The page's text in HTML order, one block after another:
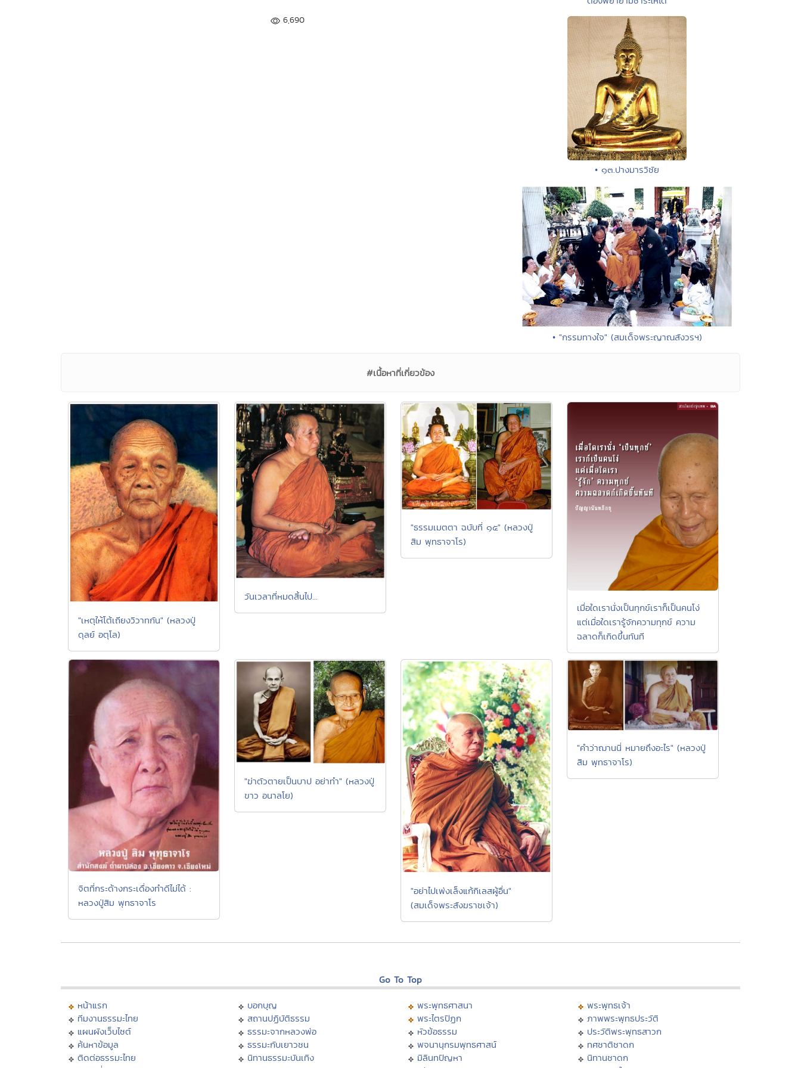
6,690
• ๑๓.ปางมารวิชัย
• "กรรมทางใจ" (สมเด็จพระญาณสังวรฯ)
#เนื้อหาที่เกี่ยวข้อง
"เหตุให้โต้เถียงวิวาทกัน" (หลวงปู่
ดุลย์ อตุโล)
วันเวลาที่หมดสิ้นไป...
"ธรรมเมตตา ฉบับที่ ๑๕" (หลวงปู่
สิม พุทธาจาโร)
เมื่อใดเรานั่งเป็นทุกข์เราก็เป็นคนโง่
แต่เมื่อใดเรารู้จักความทุกข์ ความ
ฉลาดก็เกิดขึ้นทันที
จิตที่กระด้างกระเดื่องทำดีไม่ได้ :
หลวงปู่สิม พุทธาจาโร
"ฆ่าตัวตายเป็นบาป อย่าทำ" (หลวงปู่
ขาว อนาลโย)
"อย่าไปเพ่งเล็งแก้กิเลสผู้อื่น"
(สมเด็จพระสังฆราชเจ้า)
"คำว่าฌานนี่ หมายถึงอะไร" (หลวงปู่
สิม พุทธาจาโร)
Go To Top
หน้าแรก
ทีมงานธรรมะไทย
แผนผังเว็บไซต์
ค้นหาข้อมูล
ติดต่อธรรมะไทย
บอกบุญ
สถานปฏิบัติธรรม
ธรรมะจากหลวงพ่อ
ธรรมะกับเยาวชน
นิทานธรรมะบันเทิง
พระพุทธศาสนา
พระไตรปิฏก
หัวข้อธรรม
พจนานุกรมพุทธศาสน์
มิลินทปัญหา
พระพุทธเจ้า
ภาพพระพุทธประวัติ
ประวัติพระพุทธสาวก
ทศชาติชาดก
นิทานชาดก